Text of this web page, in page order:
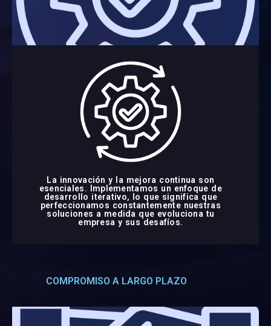
La innovación y la mejora continua son
esenciales. Implementamos un enfoque de
desarrollo iterativo, lo que significa que
perfeccionamos constantemente nuestras
soluciones a medida que evoluciona tu
empresa y sus desafíos.
COMPROMISO A LARGO PLAZO